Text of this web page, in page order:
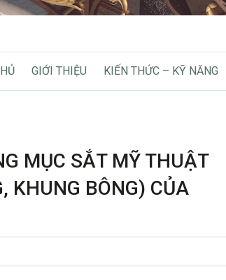
GIỚI THIỆU KIẾN THỨC – KỸ NĂNG
MỤC SẮT MỸ THUẬT
KHUNG BÔNG) CỦA